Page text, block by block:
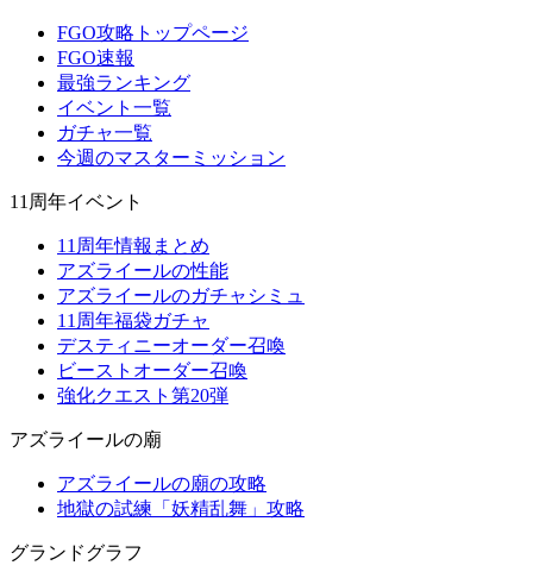
FGO攻略トップページ
FGO速報
最強ランキング
イベント一覧
ガチャ一覧
今週のマスターミッション
11周年イベント
11周年情報まとめ
アズライールの性能
アズライールのガチャシミュ
11周年福袋ガチャ
デスティニーオーダー召喚
ビーストオーダー召喚
強化クエスト第20弾
アズライールの廟
アズライールの廟の攻略
地獄の試練「妖精乱舞」攻略
グランドグラフ